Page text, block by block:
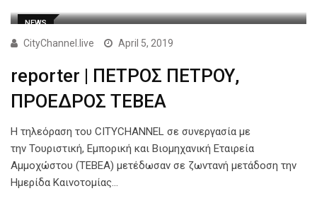
NEWS
CityChannel.live April 5, 2019
reporter | ΠΕΤΡΟΣ ΠΕΤΡΟΥ,
ΠΡΟΕΔΡΟΣ ΤΕΒΕΑ
Η τηλεόραση του CITYCHANNEL σε συνεργασία με
την Τουριστική, Εμπορική και Βιομηχανική Εταιρεία
Αμμοχώστου (ΤΕΒΕΑ) μετέδωσαν σε ζωντανή μετάδοση την
Ημερίδα Καινοτομίας…